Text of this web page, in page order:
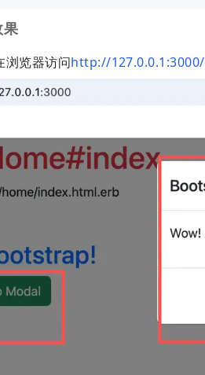
浏览器访问http://127.0.0.1:3000/